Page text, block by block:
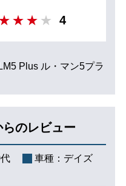
4
Plus ル・マン5プラ
らのレビュー
車種： デイズ